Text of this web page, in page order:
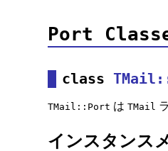
Port
class
TMail::Port はTMail
インスタンス